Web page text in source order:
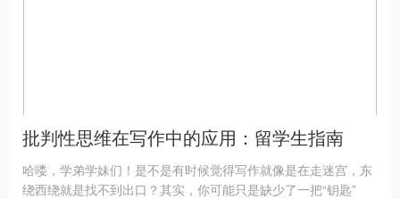
批判性思维在写作中的应用：留学生指南
哈喽，学弟学妹们！是不是有时候觉得写作就像是在走迷宫，东
绕西绕就是找不到出口？其实，你可能只是缺少了一把“钥匙”